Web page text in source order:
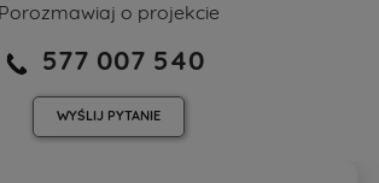
Porozmawiaj o projekcie
577 007 540
WYŚLIJ PYTANIE